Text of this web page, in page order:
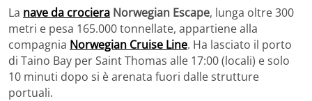
La nave da crociera Norwegian Escape, lunga oltre 300
metri e pesa 165.000 tonnellate, appartiene alla
compagnia Norwegian Cruise Line. Ha lasciato il porto
di Taino Bay per Saint Thomas alle 17:00 (locali) e solo
10 minuti dopo si è arenata fuori dalle strutture
portuali.